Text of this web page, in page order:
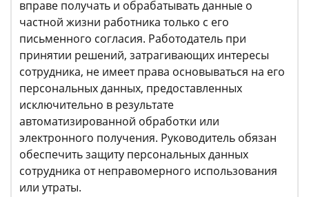
вправе получать и обрабатывать данные о
частной жизни работника только с его
письменного согласия. Работодатель при
принятии решений, затрагивающих интересы
сотрудника, не имеет права основываться на его
персональных данных, предоставленных
исключительно в результате
автоматизированной обработки или
электронного получения. Руководитель обязан
обеспечить защиту персональных данных
сотрудника от неправомерного использования
или утраты.